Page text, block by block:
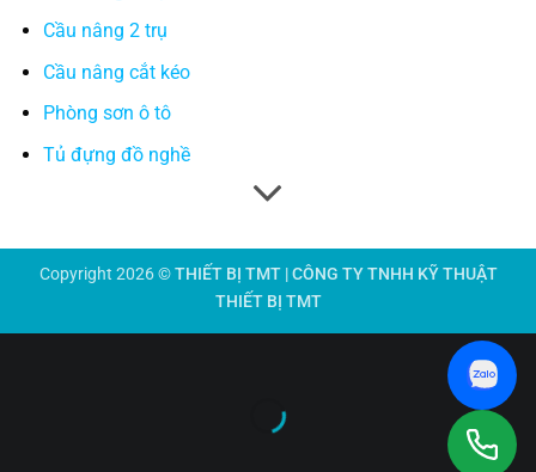
Cầu nâng 2 trụ
Cầu nâng cắt kéo
Phòng sơn ô tô
Tủ đựng đồ nghề
Copyright 2026 ©THIẾT BỊ TMT | CÔNG TY TNHH KỸ THUẬT
THIẾT BỊ TMT